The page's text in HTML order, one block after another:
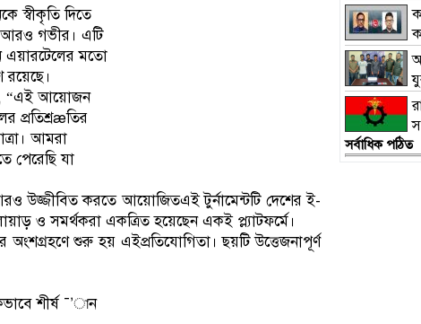
স্বীকৃতি দিতে
আরও গভীর। এটি
এয়ারটেলের মতো
রয়েছে।
“এই আয়োজন
প্রতিশ্রæতির
আমরা
পেরেছি যা
উজ্জীবিত করতে আয়োজিতএই টুর্নামেন্টটি দেশের ই-
ও সমর্থকরা একত্রিত হয়েছেন একই প্ল্যাটফর্মে।
শুরু হয় এইপ্রতিযোগিতা। ছয়টি উত্তেজনাপূর্ণ
শীর্ষ ¯’ান
নেই’
সর্বাধিক পঠিত